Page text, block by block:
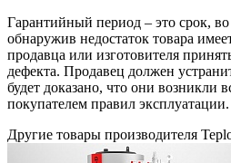
Гарантийный период – это срок,
обнаружив недостаток товара
продавца или изготовителя
дефекта. Продавец должен
будет доказано, что они возникли
покупателем правил эксплуатации.
Другие товары производителя